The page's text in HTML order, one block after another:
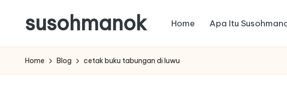
content
susohmanok Home Apa Itu
Home Blog cetak buku tabungan di luwu